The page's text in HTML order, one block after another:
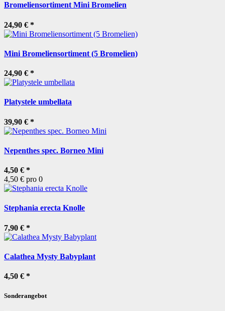
Bromeliensortiment Mini Bromelien
24,90 € *
Mini Bromeliensortiment (5 Bromelien)
24,90 € *
Platystele umbellata
39,90 € *
Nepenthes spec. Borneo Mini
4,50 € *
4,50 € pro 0
Stephania erecta Knolle
7,90 € *
Calathea Mysty Babyplant
4,50 € *
Sonderangebot